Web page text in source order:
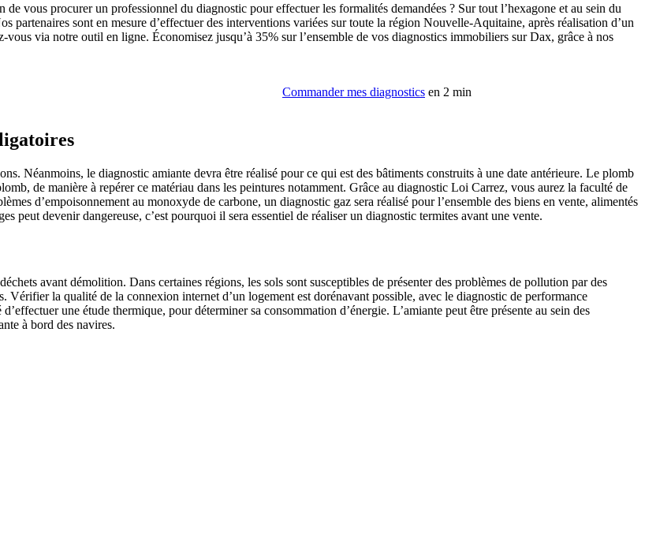
vous procurer un professionnel du diagnostic pour effectuer les formalités demandées ? Sur tout l’hexagone et au sein du
partenaires sont en mesure d’effectuer des interventions variées sur toute la région Nouvelle-Aquitaine, après réalisation d’un
via notre outil en ligne. Économisez jusqu’à 35% sur l’ensemble de vos diagnostics immobiliers sur Dax, grâce à nos
Commander mes diagnostics en 2 min
Néanmoins, le diagnostic amiante devra être réalisé pour ce qui est des bâtiments construits à une date antérieure. Le plomb
de manière à repérer ce matériau dans les peintures notamment. Grâce au diagnostic Loi Carrez, vous aurez la faculté de
d’empoisonnement au monoxyde de carbone, un diagnostic gaz sera réalisé pour l’ensemble des biens en vente, alimentés
peut devenir dangereuse, c’est pourquoi il sera essentiel de réaliser un diagnostic termites avant une vente.
avant démolition. Dans certaines régions, les sols sont susceptibles de présenter des problèmes de pollution par des
Vérifier la qualité de la connexion internet d’un logement est dorénavant possible, avec le diagnostic de performance
une étude thermique, pour déterminer sa consommation d’énergie. L’amiante peut être présente au sein des
à bord des navires.